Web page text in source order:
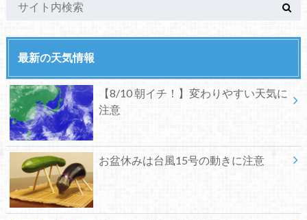
最新の天気情報
【8/10 朝イチ！】変わりやすい天気に
注意
お盆休みは台風15号の動きに注意